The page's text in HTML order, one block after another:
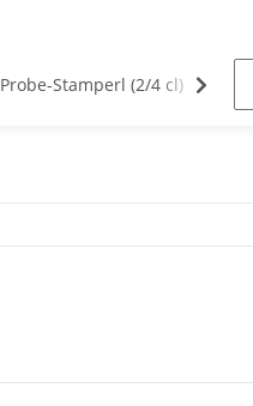
Probe-Stamperl (2/4 cl)